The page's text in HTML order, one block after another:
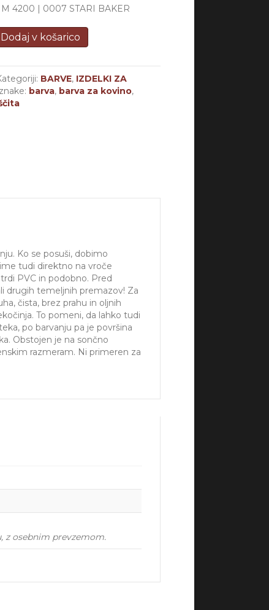
M 4200 | 0007 STARI BAKER
Dodaj v košarico
BARVE, IZDELKI ZA
barva, barva za kovino,
Ko se posuši, dobimo
tudi direktno na vroče
PVC in podobno. Pred
drugih temeljnih premazov! Za
čista, brez prahu in oljnih
To pomeni, da lahko tudi
po barvanju pa je površina
Obstojen je na sončno
razmeram. Ni primeren za
z osebnim prevzemom.